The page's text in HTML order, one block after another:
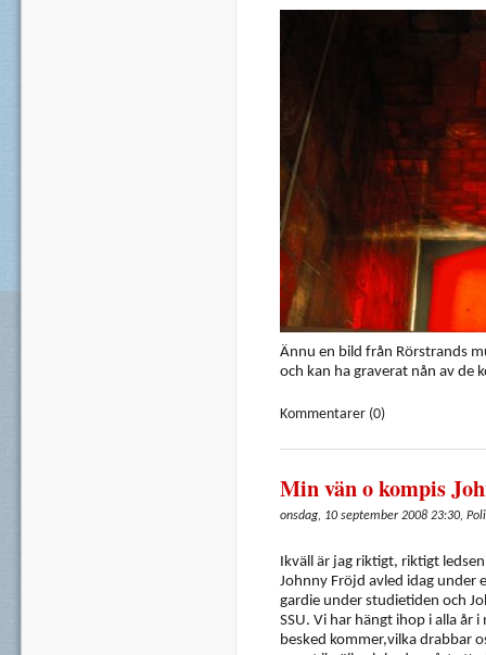
Ännu en bild från Rörstrands
och kan ha graverat nån av de
Kommentarer (0)
Min vän o kompis
onsdag, 10 september 2008 23:30,
Ikväll är jag riktigt, riktigt
Johnny Fröjd avled idag under
gardie under studietiden och
SSU. Vi har hängt ihop i alla år
besked kommer,vilka drabbar